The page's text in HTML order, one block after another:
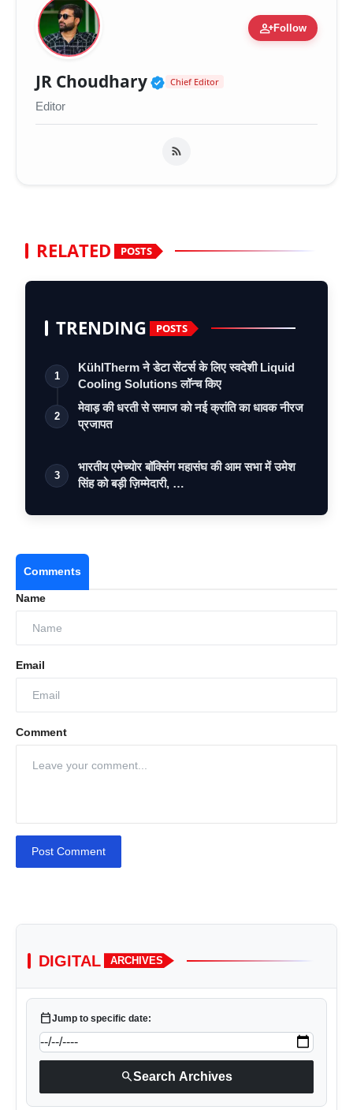
person_addFollow
JR Choudhary Verified Public Figure
Chief Editor
Editor
RELATED POSTS
TRENDING POSTS
1
KühlTherm ने डेटा सेंटर्स के लिए स्वदेशी Liquid
Cooling Solutions लॉन्च किए
2
मेवाड़ की धरती से समाज को नई क्रांति का धावक नीरज
प्रजापत
3
भारतीय एमेच्योर बॉक्सिंग महासंघ की आम सभा में उमेश
सिंह को बड़ी ज़िम्मेदारी, …
Comments
Name
Email
Comment
Post Comment
DIGITAL ARCHIVES
calendar_todayJump to specific date:
searchSearch Archives